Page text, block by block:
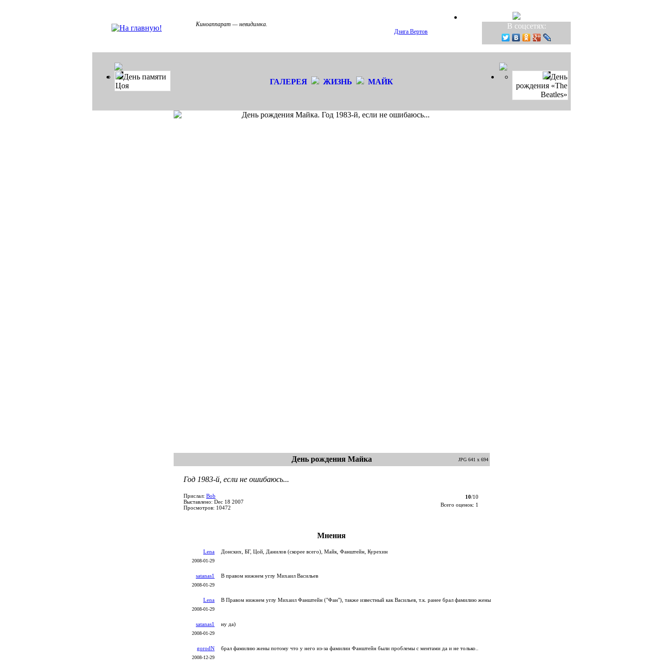
Киноаппарат — невидимка.
Дзига Вертов
В соцсетях:
День памяти
Цоя
ГАЛЕРЕЯ ЖИЗНЬ МАЙК
День
рождения «The
Beatles»
День рождения Майка JPG 641 x 694
Год 1983-й, если не ошибаюсь...
Прислал: Bob
Выставлено: Dec 18 2007
Просмотров: 10472
10/10
Всего оценок: 1
Мнения
Lena
2008-01-29
Донских, БГ, Цой, Данилов (скорее всего), Майк, Фанштейн, Курехин
satanas1
2008-01-29
В правом нижнем углу Михаил Васильев
Lena
2008-01-29
В Правом нижнем углу Михаил Фанштейн ("Фан"), также известный как Васильев, т.к. ранее брал фамилию жены
satanas1
2008-01-29
ну да)
gorodN
2008-12-29
брал фамилию жены потому что у него из-за фамилии Фанштейн были проблемы с ментами да и не только..